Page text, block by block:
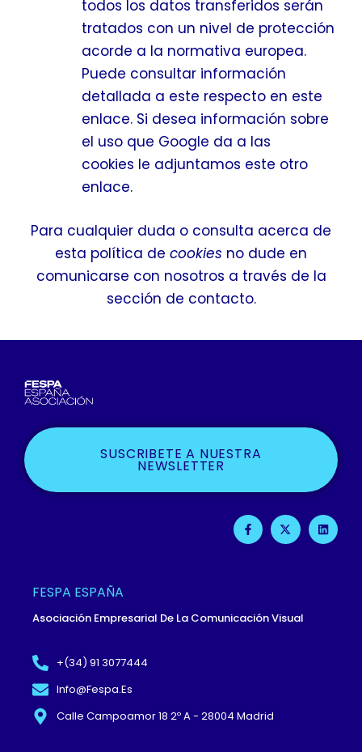
todos los datos transferidos serán
tratados con un nivel de protección
acorde a la normativa europea.
Puede consultar información
detallada a este respecto en este
enlace. Si desea información sobre
el uso que Google da a las
cookies le adjuntamos este otro
enlace.
Para cualquier duda o consulta acerca de
esta política de cookies no dude en
comunicarse con nosotros a través de la
sección de contacto.
SUSCRIBETE A NUESTRA
NEWSLETTER
F
A
C
F
X
-
T
L
I
N
FESPA ESPAÑA
Asociación Empresarial De La Comunicación Visual
+(34) 91 3077444
Info@fespa.es
Calle Campoamor 18 2º A - 28004 Madrid